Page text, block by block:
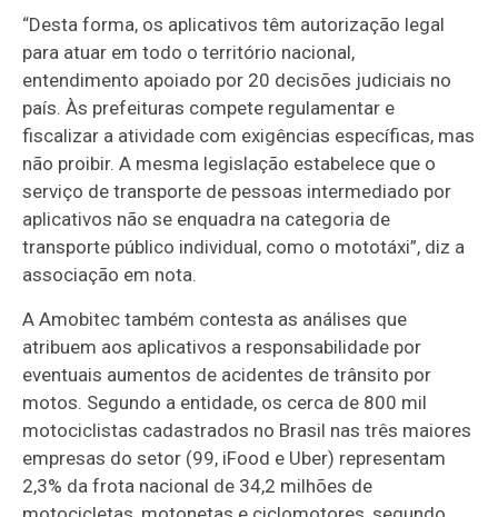
“Desta forma, os aplicativos têm autorização legal
para atuar em todo o território nacional,
entendimento apoiado por 20 decisões judiciais no
país. Às prefeituras compete regulamentar e
fiscalizar a atividade com exigências específicas, mas
não proibir. A mesma legislação estabelece que o
serviço de transporte de pessoas intermediado por
aplicativos não se enquadra na categoria de
transporte público individual, como o mototáxi”, diz a
associação em nota.
A Amobitec também contesta as análises que
atribuem aos aplicativos a responsabilidade por
eventuais aumentos de acidentes de trânsito por
motos. Segundo a entidade, os cerca de 800 mil
motociclistas cadastrados no Brasil nas três maiores
empresas do setor (99, iFood e Uber) representam
2,3% da frota nacional de 34,2 milhões de